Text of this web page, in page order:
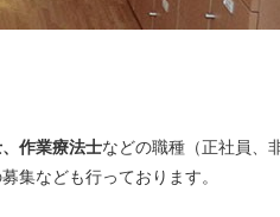
作業療法士などの職種（正社員、
集なども行っております。